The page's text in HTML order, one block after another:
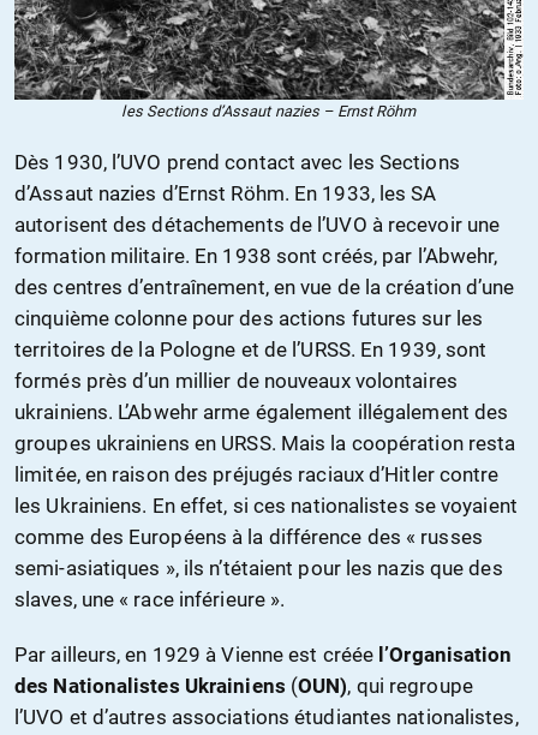
les Sections d’Assaut nazies – Ernst Röhm
Dès 1930, l’UVO prend contact avec les Sections
d’Assaut nazies d’Ernst Röhm. En 1933, les SA
autorisent des détachements de l’UVO à recevoir une
formation militaire. En 1938 sont créés, par l’Abwehr,
des centres d’entraînement, en vue de la création d’une
cinquième colonne pour des actions futures sur les
territoires de la Pologne et de l’URSS. En 1939, sont
formés près d’un millier de nouveaux volontaires
ukrainiens. L’Abwehr arme également illégalement des
groupes ukrainiens en URSS. Mais la coopération resta
limitée, en raison des préjugés raciaux d’Hitler contre
les Ukrainiens. En effet, si ces nationalistes se voyaient
comme des Européens à la différence des « russes
semi-asiatiques », ils n’tétaient pour les nazis que des
slaves, une « race inférieure ».
Par ailleurs, en 1929 à Vienne est créée l’Organisation
des Nationalistes Ukrainiens (OUN), qui regroupe
l’UVO et d’autres associations étudiantes nationalistes,